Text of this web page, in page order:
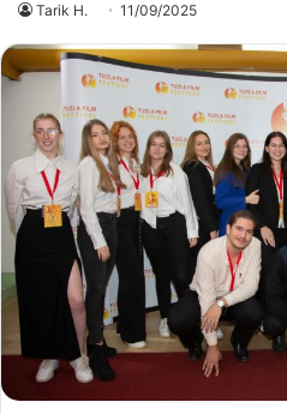
Tarik H. 11/09/2025